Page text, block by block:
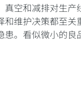
空和减排对生
维护决策都至
。看似微小的